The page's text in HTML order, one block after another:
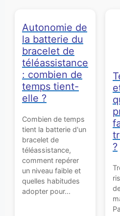
Autonomie de
la batterie du
bracelet de
téléassistance
: combien de
temps tient-
elle ?
Combien de temps
tient la batterie d'un
bracelet de
téléassistance,
comment repérer
un niveau faible et
quelles habitudes
adopter pour...
?